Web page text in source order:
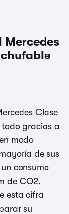
Mercedes
Clase
todo gracias a
modo
de sus
consumo
de CO2,
esta cifra
su